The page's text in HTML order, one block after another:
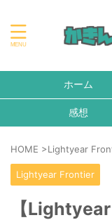
ホーム
感想
HOME >Lightyear
Lightyear Frontier
【